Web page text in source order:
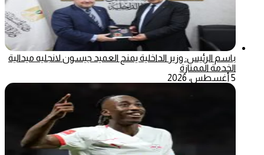
باسم الرئيس: وزير الداخلية يمنح العميد جيسون لانجليه ميدالية
الخدمة الممتازة
5 أغسطس، 2026